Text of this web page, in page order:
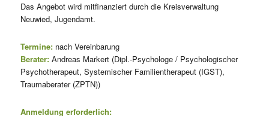
Das Angebot wird mitfinanziert durch die Kreisverwaltung
Neuwied, Jugendamt.
Termine:nach Vereinbarung
Berater:Andreas Markert (Dipl.-Psychologe / Psychologischer
Psychotherapeut, Systemischer Familientherapeut (IGST),
Traumaberater (ZPTN))
Anmeldung erforderlich: